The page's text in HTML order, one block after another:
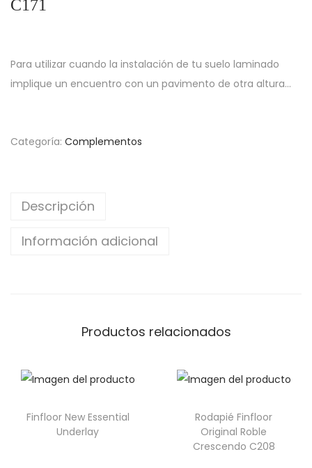
C171
Para utilizar cuando la instalación de tu suelo laminado
implique un encuentro con un pavimento de otra altura…
Categoría: Complementos
Descripción
Información adicional
Productos relacionados
Finfloor New Essential
Underlay
Rodapié Finfloor
Original Roble
Crescendo C208